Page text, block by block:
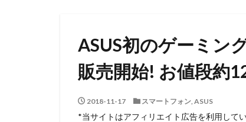
ASUS初のゲーミン
販売開始! お値段約
2018-11-17 スマートフォン, ASUS
*当サイトはアフィリエイト広告を利用してい